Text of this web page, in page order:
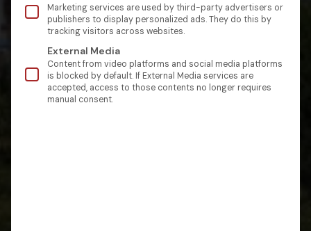
Marketing services are used by third-party advertisers or
publishers to display personalized ads. They do this by
tracking visitors across websites.
External Media
Content from video platforms and social media platforms
is blocked by default. If External Media services are
accepted, access to those contents no longer requires
manual consent.